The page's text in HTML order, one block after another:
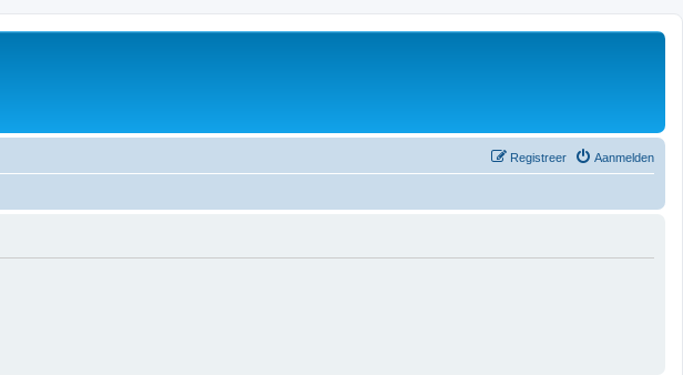
Aanmelden
Registreer